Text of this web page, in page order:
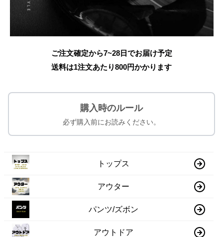
ご注文確定から7~28日でお届け予定
送料は1注文あたり800円かかります
購入時のルール
必ず購入前にお読みください。
トップス
アウター
パンツ/ズボン
アウトドア